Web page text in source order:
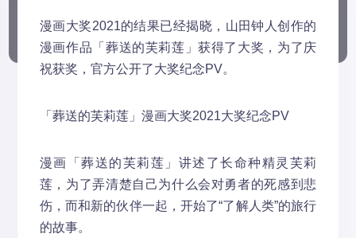
漫画大奖2021的结果已经揭晓，山田钟人创作的
漫画作品「葬送的芙莉莲」获得了大奖，为了庆
祝获奖，官方公开了大奖纪念PV。
「葬送的芙莉莲」漫画大奖2021大奖纪念PV
漫画「葬送的芙莉莲」讲述了长命种精灵芙莉
莲，为了弄清楚自己为什么会对勇者的死感到悲
伤，而和新的伙伴一起，开始了“了解人类”的旅行
的故事。